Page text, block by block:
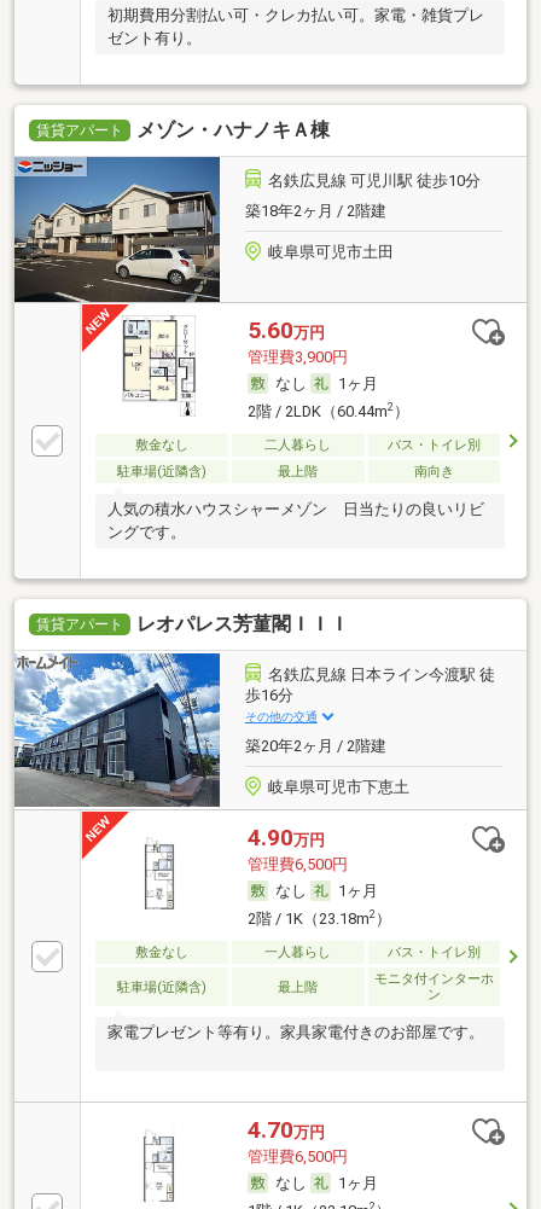
初期費用分割払い可・クレカ払い可。家電・雑貨プレ
ゼント有り。
賃貸アパート メゾン・ハナノキＡ棟
名鉄広見線 可児川駅 徒歩10分
築18年2ヶ月 / 2階建
岐阜県可児市土田
5.60万円
管理費3,900円
なし
1ヶ月
2階 / 2LDK（60.44m2）
敷金なし 二人暮らし
バス・トイレ別
駐車場(近隣含)
最上階 南向き
人気の積水ハウスシャーメゾン 日当たりの良いリビ
ングです。
賃貸アパート レオパレス芳菫閣ＩＩＩ
名鉄広見線 日本ライン今渡駅 徒
歩16分
その他の交通
築20年2ヶ月 / 2階建
岐阜県可児市下恵土
4.90万円
管理費6,500円
なし
1ヶ月
2階 / 1K（23.18m2）
敷金なし 一人暮らし バス・トイレ別
駐車場(近隣含) 最上階
モニタ付インターホ
ン
家電プレゼント等有り。家具家電付きのお部屋です。
4.70万円
管理費6,500円
なし
1ヶ月